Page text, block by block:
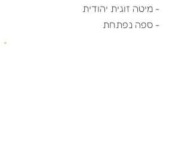
- מיטה זוגית יהודית
- ספה נפתחת